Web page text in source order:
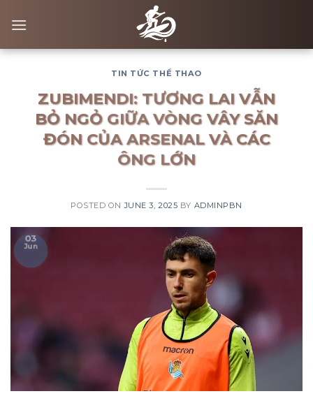
TIN TỨC THỂ THAO
ZUBIMENDI: TƯƠNG LAI VẪN
BỎ NGỎ GIỮA VÒNG VÂY SĂN
ĐÓN CỦA ARSENAL VÀ CÁC
ÔNG LỚN
POSTED ONJUNE 3, 2025 BY ADMINPBN
03
Jun